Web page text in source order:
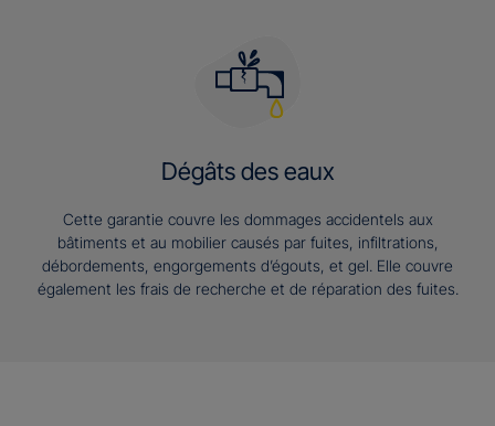
Dégâts des eaux
Cette garantie couvre les dommages accidentels aux
bâtiments et au mobilier causés par fuites, infiltrations,
débordements, engorgements d’égouts, et gel. Elle couvre
également les frais de recherche et de réparation des fuites.